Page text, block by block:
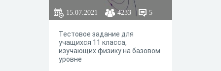
15.07.2021 4233 5
Тестовое задание для
учащихся 11 класса,
изучающих физику на базовом
уровне